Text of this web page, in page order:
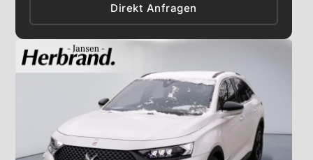
Direkt Anfragen